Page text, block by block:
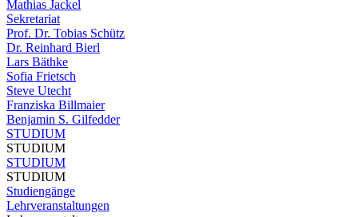
Mathias Jackel
Sekretariat
Prof. Dr. Tobias Schütz
Dr. Reinhard Bierl
Lars Bäthke
Sofia Frietsch
Steve Utecht
Franziska Billmaier
Benjamin S. Gilfedder
STUDIUM
STUDIUM
STUDIUM
STUDIUM
Studiengänge
Lehrveranstaltungen